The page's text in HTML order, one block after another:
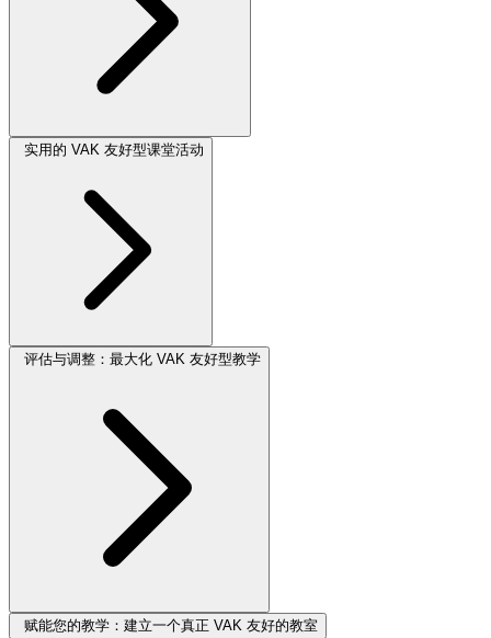
实用的 VAK 友好型课堂活动
评估与调整：最大化 VAK 友好型教学
赋能您的教学：建立一个真正 VAK 友好的教室